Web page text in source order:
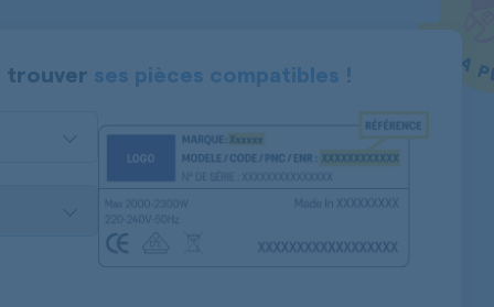
trouver ses pièces compatibles !